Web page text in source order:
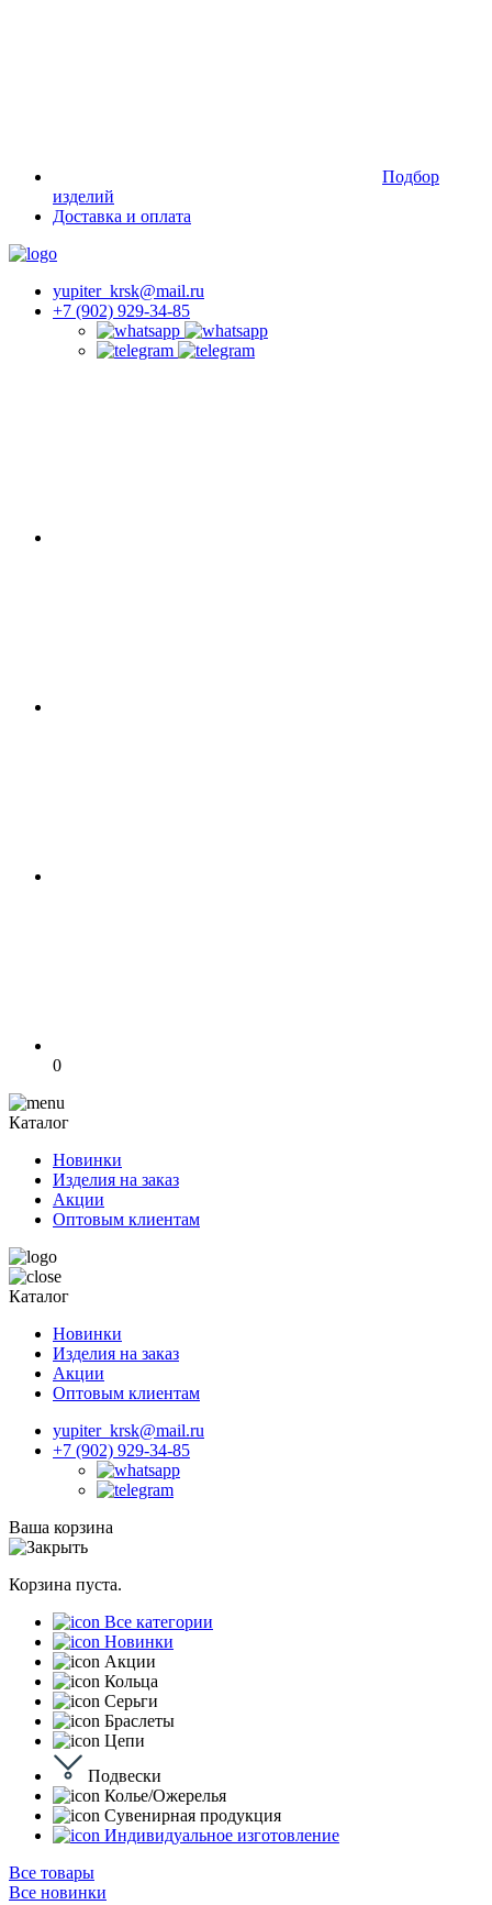
Подбор
изделий
Доставка и оплата
yupiter_krsk@mail.ru
+7 (902) 929-34-85
0
Каталог
Новинки
Изделия на заказ
Акции
Оптовым клиентам
Каталог
Новинки
Изделия на заказ
Акции
Оптовым клиентам
yupiter_krsk@mail.ru
+7 (902) 929-34-85
Ваша корзина
Корзина пуста.
Все категории
Новинки
Акции
Кольца
Серьги
Браслеты
Цепи
Подвески
Колье/Ожерелья
Сувенирная продукция
Индивидуальное изготовление
Все товары
Все новинки